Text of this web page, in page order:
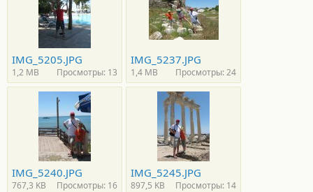
IMG_5205.JPG
1,2 MB Просмотры: 13
IMG_5237.JPG
1,4 MB Просмотры: 24
IMG_5240.JPG
767,3 KB Просмотры: 16
IMG_5245.JPG
897,5 KB Просмотры: 14